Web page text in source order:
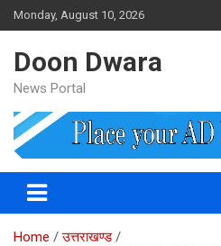
Skip
to
Monday, August 10, 2026
Doon Dwara
News Portal
Home
उत्तराखण्ड